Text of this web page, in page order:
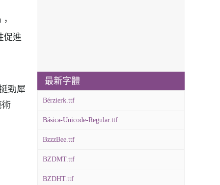
促進
勁犀
術
最新字體
Bérzierk.ttf
Básica-Unicode-Regular.ttf
BzzzBee.ttf
BZDMT.ttf
BZDHT.ttf